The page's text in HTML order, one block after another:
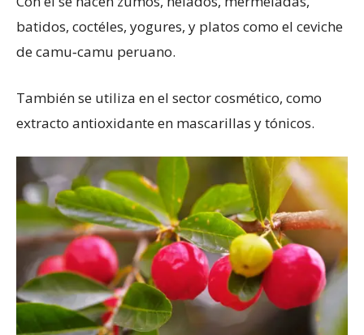
batidos, coctéles, yogures, y platos como el ceviche
de camu‑camu peruano.
También se utiliza en el sector cosmético, como
extracto antioxidante en mascarillas y tónicos.